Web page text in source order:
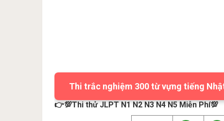
Thi trắc nghiệm 300 từ vựng tiếng
👉💯Thi thử JLPT N1 N2 N3 N4 N5 Miễn Phí💯